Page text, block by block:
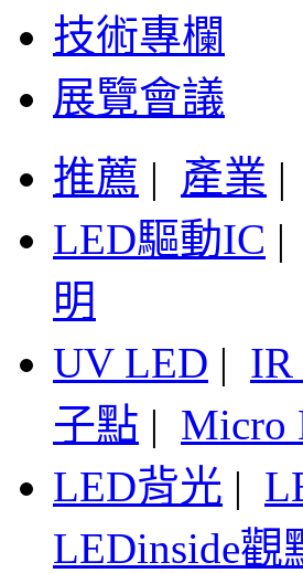
技術專欄
展覽會議
推薦 | 產業 |
LED驅動IC |
明
UV LED | IR
子點 | Micro
LED背光 |
LEDinside觀